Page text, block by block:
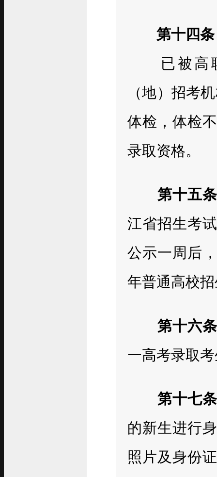
第十四条
已被高职
（地）招考
体检，体检
录取资格。
第十五
江省招生考
公示一周后
年普通高校
第十六
一高考录取
第十七
的新生进行
照片及身份